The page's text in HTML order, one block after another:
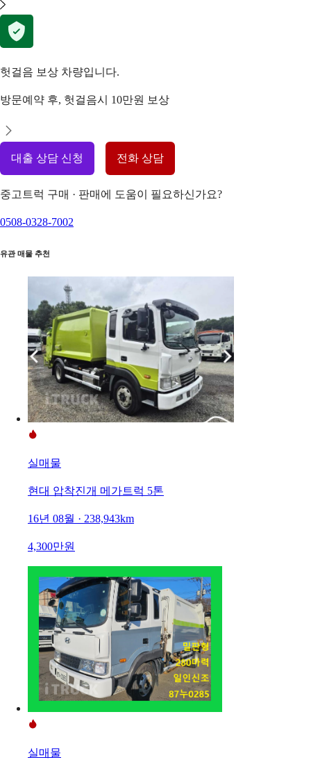
헛걸음 보상 차량입니다.
방문예약 후, 헛걸음시 10만원 보상
대출 상담 신청 전화 상담
중고트럭 구매 · 판매에 도움이 필요하신가요?
0508-0328-7002
유관 매물 추천
실매물
현대 압착진개 메가트럭 5톤
16년 08월 · 238,943km
4,300만원
실매물